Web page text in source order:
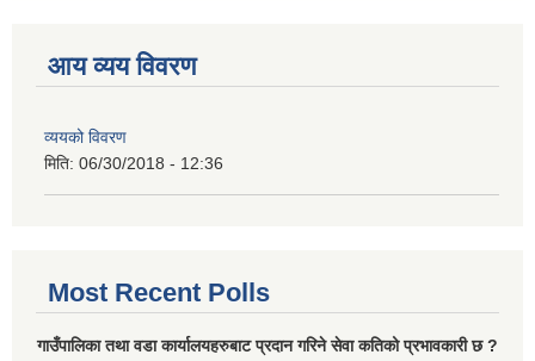
आय व्यय विवरण
व्ययको विवरण
मिति: 06/30/2018 - 12:36
Most Recent Polls
गाउँपालिका तथा वडा कार्यालयहरुबाट प्रदान गरिने सेवा कतिको प्रभावकारी छ ?